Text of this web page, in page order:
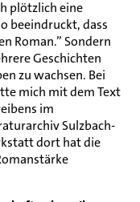
plötzlich eine
beeindruckt, dass
Roman.” Sondern
Geschichten
zu wachsen. Bei
mich mit dem Text
im
Sulzbach-
dort hat die